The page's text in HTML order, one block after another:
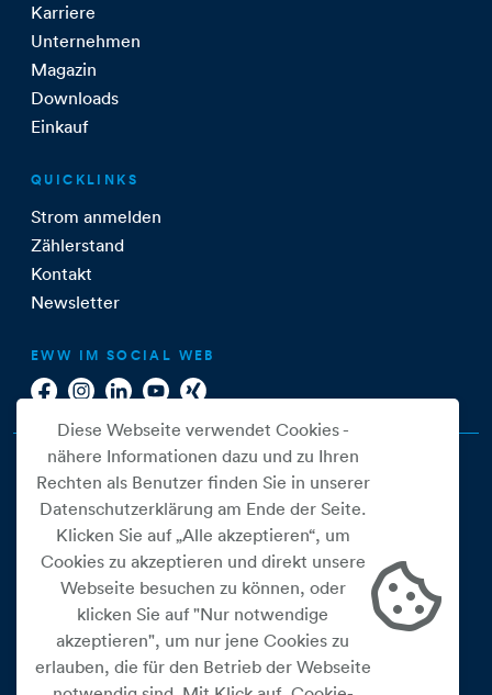
Karriere
Unternehmen
Magazin
Downloads
Einkauf
QUICKLINKS
Strom anmelden
Zählerstand
Kontakt
Newsletter
EWW IM SOCIAL WEB
Cookie Einstellungen
Datenschutz
Impressum
Diese Webseite verwendet Cookies -
nähere Informationen dazu und zu Ihren
Rechten als Benutzer finden Sie in unserer
Datenschutzerklärung am Ende der Seite.
Klicken Sie auf „Alle akzeptieren“, um
Cookies zu akzeptieren und direkt unsere
Webseite besuchen zu können, oder
klicken Sie auf "Nur notwendige
akzeptieren", um nur jene Cookies zu
erlauben, die für den Betrieb der Webseite